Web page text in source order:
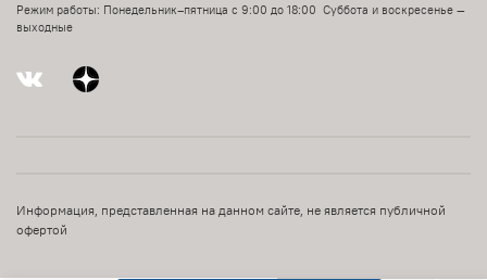
Режим работы: Понедельник–пятница с 9:00 до 18:00 Суббота и воскресенье —
выходные
Информация, представленная на данном сайте, не является публичной
офертой